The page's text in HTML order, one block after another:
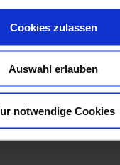
Cookies zulassen
Auswahl erlauben
notwendige Cookies